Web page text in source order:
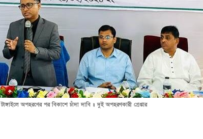
টাঙ্গাইলে অপহরণের পর বিকাশে চাঁদা দাবি ॥ দুই অপহরণকারী গ্রেপ্তার